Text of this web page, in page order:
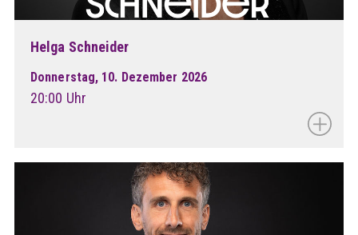
Helga Schneider
Donnerstag, 10. Dezember 2026
20:00 Uhr